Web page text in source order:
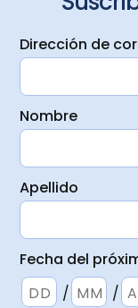
Dirección de
Nombre
Apellido
Fecha del
/
/